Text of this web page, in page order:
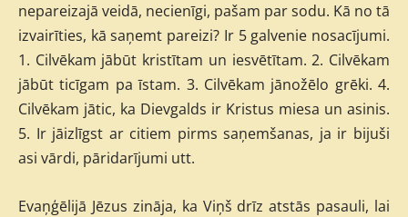
nepareizajā veidā, necienīgi, pašam par sodu. Kā no tā
izvairīties, kā saņemt pareizi? Ir 5 galvenie nosacījumi.
1. Cilvēkam jābūt kristītam un iesvētītam. 2. Cilvēkam
jābūt ticīgam pa īstam. 3. Cilvēkam jānožēlo grēki. 4.
Cilvēkam jātic, ka Dievgalds ir Kristus miesa un asinis.
5. Ir jāizlīgst ar citiem pirms saņemšanas, ja ir bijuši
asi vārdi, pāridarījumi utt.
Evaņģēlijā Jēzus zināja, ka Viņš drīz atstās pasauli, lai